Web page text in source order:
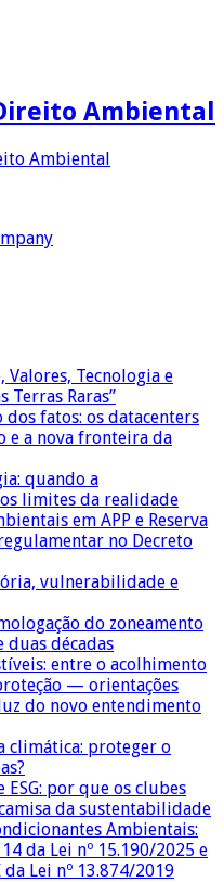
Ambiental
Valores, Tecnologia e
Terras Raras”
fatos: os datacenters
e a nova fronteira da
quando a
limites da realidade
em APP e Reserva
no Decreto
vulnerabilidade e
do zoneamento
décadas
entre o acolhimento
— orientações
do novo entendimento
climática: proteger o
por que os clubes
da sustentabilidade
Ambientais:
da Lei nº 15.190/2025 e
da Lei nº 13.874/2019